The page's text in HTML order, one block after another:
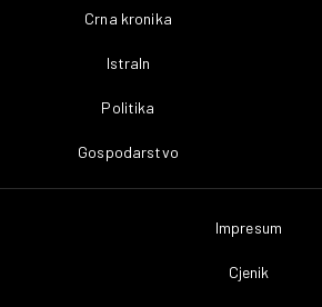
Crna kronika
IstraIn
Politika
Gospodarstvo
Impresum
Cjenik